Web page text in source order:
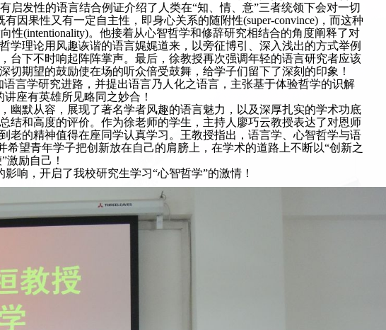
启发性的语言结合例证介绍了人类在“知、情、意”三者统领下会对一切
因果性又有一定自主性，即身心关系的随附性(super-convince)，而这种
性(intentionality)。他接着从心智哲学和修辞研究相结合的角度阐释了对
学理论用风趣诙谐的语言娓娓道来，以旁征博引、深入浅出的方式举例
台下不时响起阵阵掌声。最后，徐教授再次强调年轻的语言研究者应该
期望的鼓励使在场的听众倍受鼓舞，给学子们留下了深刻的印象！
学研究进路，并提出语言乃人化之语言，主张基于体验哲学的识解
座有英雄所见略同之妙合！
幽默从容，展现了著名学者风趣的语言魅力，以及深厚扎实的学术功底
结和高度的评价。作为徐老师的学生，主持人廖巧云教授表达了对恩师
老的精神值得在座同学认真学习。王教授指出，语言学、心智哲学与语
望青年学子把创新放在自己的肩膀上，在学术的道路上不断以“创新之
激励自己！
响，开启了我校研究生学习“心智哲学”的激情！